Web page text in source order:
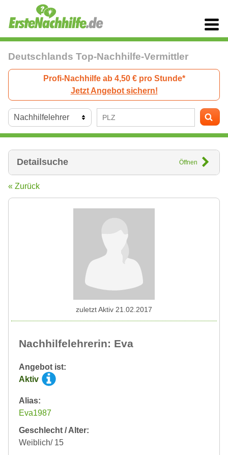
Deutschlands Top-Nachhilfe-Vermittler
Profi-Nachhilfe ab 4,50 € pro Stunde*
Jetzt Angebot sichern!
Detailsuche Öffnen
« Zurück
Nachhilfelehrerin: Eva
Angebot ist:
Aktiv
Alias:
Eva1987
Geschlecht / Alter:
Weiblich/ 15
zuletzt Aktiv 21.02.2017